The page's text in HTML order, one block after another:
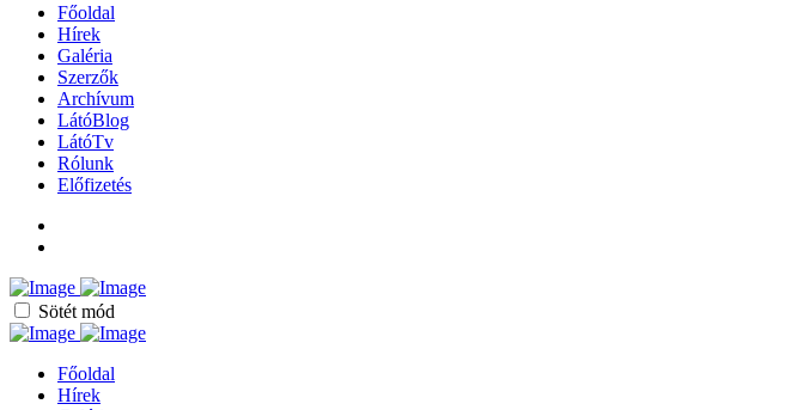
Főoldal
Hírek
Galéria
Szerzők
Archívum
LátóBlog
LátóTv
Rólunk
Előfizetés
Sötét mód
Főoldal
Hírek